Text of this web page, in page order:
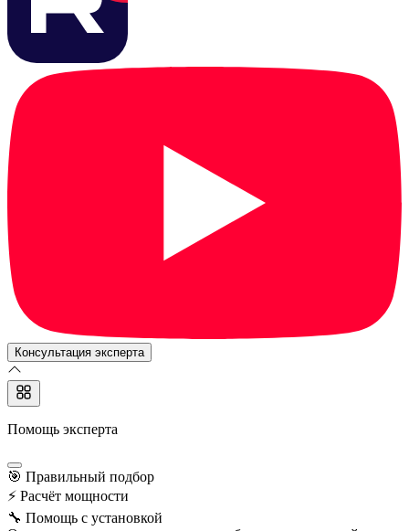
Консультация эксперта
Помощь эксперта
🎯 Правильный подбор
⚡ Расчёт мощности
🔧 Помощь с установкой